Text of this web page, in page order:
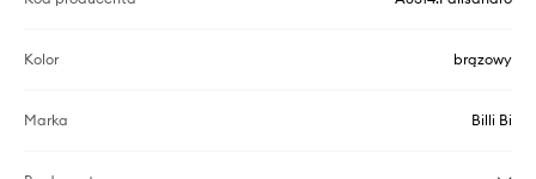
Kolor brązowy
Marka Billi Bi